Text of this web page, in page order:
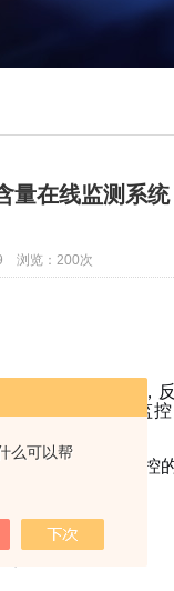
么可以帮
量在线监测系
浏览：200次
药合成过程中，
施若缺乏实时监
测不仅是风险防
素：